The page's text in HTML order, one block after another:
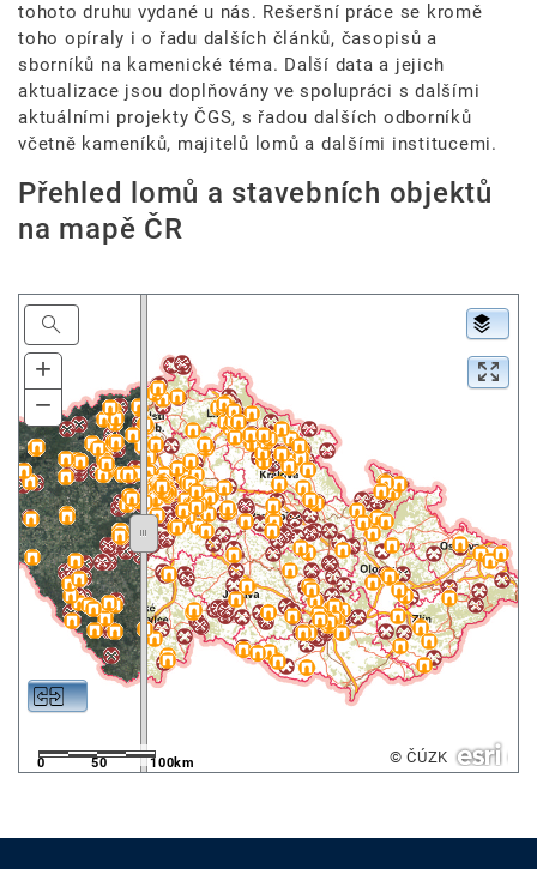
tohoto druhu vydané u nás. Rešeršní práce se kromě
toho opíraly i o řadu dalších článků, časopisů a
sborníků na kamenické téma. Další data a jejich
aktualizace jsou doplňovány ve spolupráci s dalšími
aktuálními projekty ČGS, s řadou dalších odborníků
včetně kameníků, majitelů lomů a dalšími institucemi.
Přehled lomů a stavebních objektů
na mapě ČR
© ČÚZK
+
In
− Zoom
Out
0 50 100km